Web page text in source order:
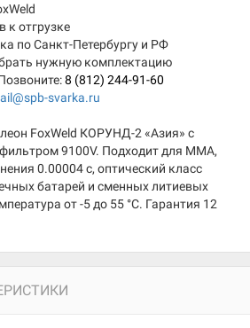
к отгрузке
по Санкт-Петербургу и РФ
нужную комплектацию
8 (812) 244-91-60
svarka.ru
FoxWeld КОРУНД-2 «Азия» с
9100V. Подходит для MMA,
0.00004 с, оптический класс
батарей и сменных литиевых
от -5 до 55 °C. Гарантия 12